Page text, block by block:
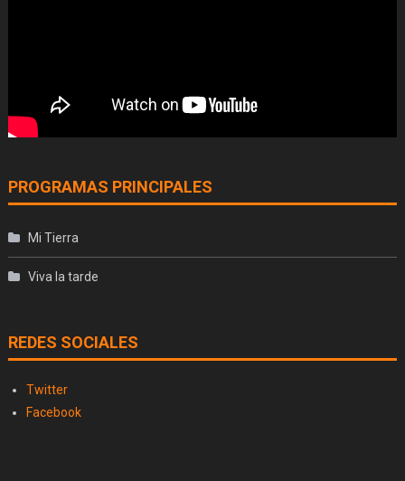
PROGRAMAS PRINCIPALES
Mi Tierra
Viva la tarde
REDES SOCIALES
Twitter
Facebook